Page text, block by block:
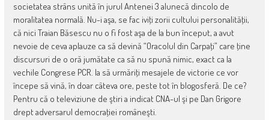
societatea strâns unită în jurul Antenei 3 alunecă dincolo de
moralitatea normală. Nu-i aşa, se fac iviţi zorii cultului personalităţii,
că nici Traian Băsescu nu o fi fost aşa de la bun început, a avut
nevoie de ceva aplauze ca să devină “Oracolul din Carpaţi” care ţine
discursuri de o oră jumătate ca să nu spună nimic, exact ca la
vechile Congrese PCR. Ia să urmăriţi mesajele de victorie ce vor
începe să vină, în doar câteva ore, peste tot în blogosferă. De ce?
Pentru că o televiziune de ştiri a indicat CNA-ul şi pe Dan Grigore
drept adversarul democraţiei româneşti.